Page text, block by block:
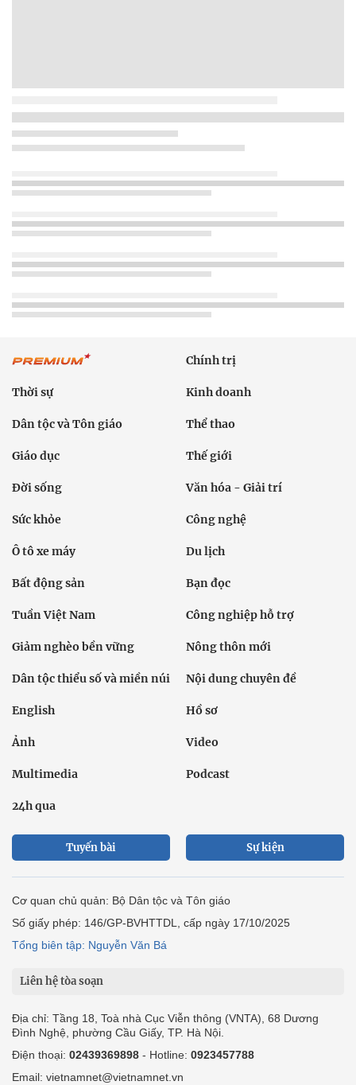
Chính trị
Thời sự Kinh doanh
Dân tộc và Tôn giáo Thể thao
Giáo dục Thế giới
Đời sống Văn hóa - Giải trí
Sức khỏe Công nghệ
Ô tô xe máy Du lịch
Bất động sản Bạn đọc
Tuần Việt Nam Công nghiệp hỗ trợ
Giảm nghèo bền vững Nông thôn mới
Dân tộc thiểu số và miền núi Nội dung chuyên đề
English Hồ sơ
Ảnh Video
Multimedia Podcast
24h qua
Tuyến bài Sự kiện
Cơ quan chủ quản: Bộ Dân tộc và Tôn giáo
Số giấy phép: 146/GP-BVHTTDL, cấp ngày 17/10/2025
Tổng biên tập: Nguyễn Văn Bá
Liên hệ tòa soạn
Địa chỉ: Tầng 18, Toà nhà Cục Viễn thông (VNTA), 68 Dương
Đình Nghệ, phường Cầu Giấy, TP. Hà Nội.
Điện thoại: 02439369898 - Hotline: 0923457788
Email: vietnamnet@vietnamnet.vn